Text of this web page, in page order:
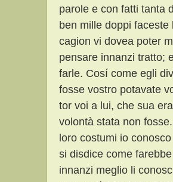
parole e con fatti tanta
ben mille doppi
cagion vi dovea poter
pensare innanzi tratto;
farle. Cosí come egli
fosse vostro potavate
tor voi a lui, che sua
volontà stata non
loro costumi io
si disdice come
innanzi meglio li